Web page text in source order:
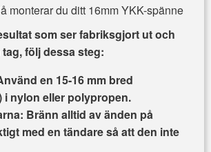
monterar du ditt 16mm YKK-spänne
som ser fabriksgjort ut och
följ dessa steg:
en 15-16 mm bred
nylon eller polypropen.
Bränn alltid av änden på
med en tändare så att den inte